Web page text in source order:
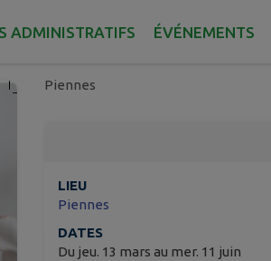
ADMINISTRATIFS ÉVÉNEMENTS
2025
Piennes
LIEU
Piennes
DATES
Du jeu. 13 mars au mer. 11 juin